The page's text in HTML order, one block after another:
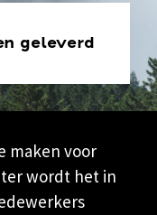
maken voor
wordt het in
geleverd